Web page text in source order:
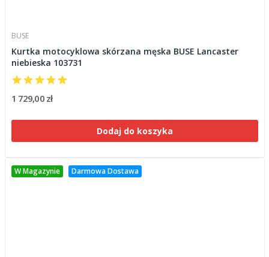
BUSE
Kurtka motocyklowa skórzana męska BUSE Lancaster
niebieska 103731
1 729,00 zł
Dodaj do koszyka
W Magazynie Darmowa Dostawa